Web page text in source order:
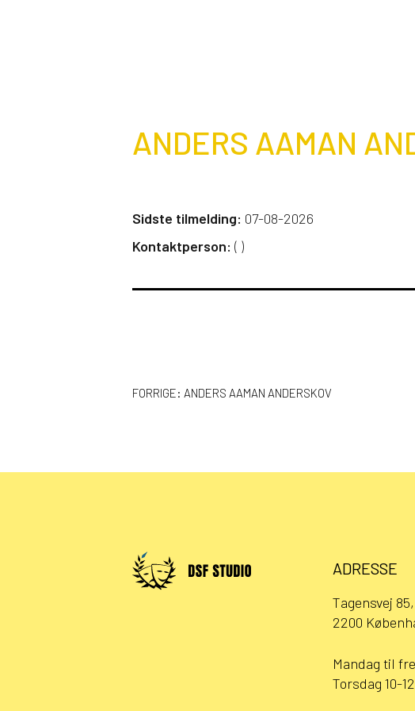
ANDERS AAMAN
Sidste tilmelding: 07-08-2026
Kontaktperson: ( )
INDLÆGSNAVIGATION
FORRIGE: ANDERS AAMAN ANDERSKOV
ADRESSE
Tagensvej
2200
Mandag til
Torsdag 10-